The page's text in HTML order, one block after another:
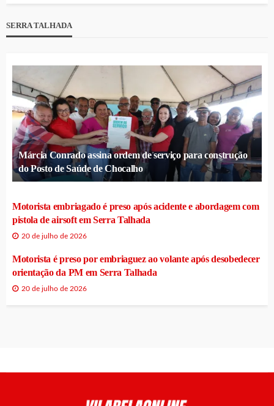
SERRA TALHADA
Márcia Conrado assina ordem de serviço para construção
do Posto de Saúde de Chocalho
Motorista embriagado é preso após acidente e abordagem com
pistola de airsoft em Serra Talhada
20 de julho de 2026
Motorista é preso por embriaguez ao volante após desobedecer
orientação da PM em Serra Talhada
20 de julho de 2026